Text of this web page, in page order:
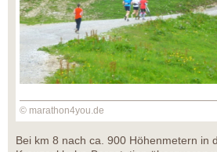
© marathon4you.de
Bei km 8 nach ca. 900 Höhenmetern in